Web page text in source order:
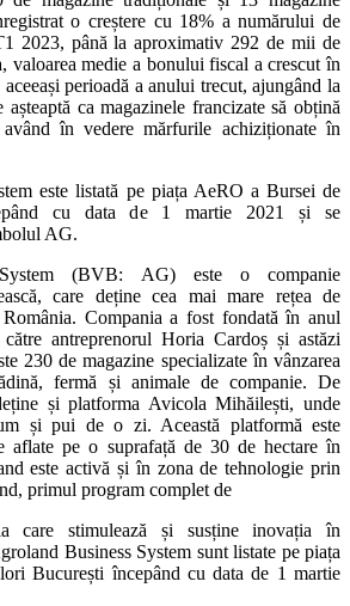
o creștere cu 18% a numărului de
2023, până la aproximativ 292 de mii de
valoarea medie a bonului fiscal a crescut în
perioadă a anului trecut, ajungând la
ca magazinele francizate să obțină
având în vedere mărfurile achiziționate în
este listată pe piața AeRO a Bursei de
cu data de 1 martie 2021 și se
AG.
(BVB: AG) este o companie
care deține cea mai mare rețea de
Compania a fost fondată în anul
antreprenorul Horia Cardoș și astăzi
230 de magazine specializate în vânzarea
fermă și animale de companie. De
și platforma Avicola Mihăilești, unde
și pui de o zi. Această platformă este
aflate pe o suprafață de 30 de hectare în
este activă și în zona de tehnologie prin
primul program complet de
care stimulează și susține inovația în
Business System sunt listate pe piața
București începând cu data de 1 martie